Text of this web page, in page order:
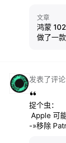
文章
鸿蒙
做了一
发表了评论
捉个虫：
-»移除